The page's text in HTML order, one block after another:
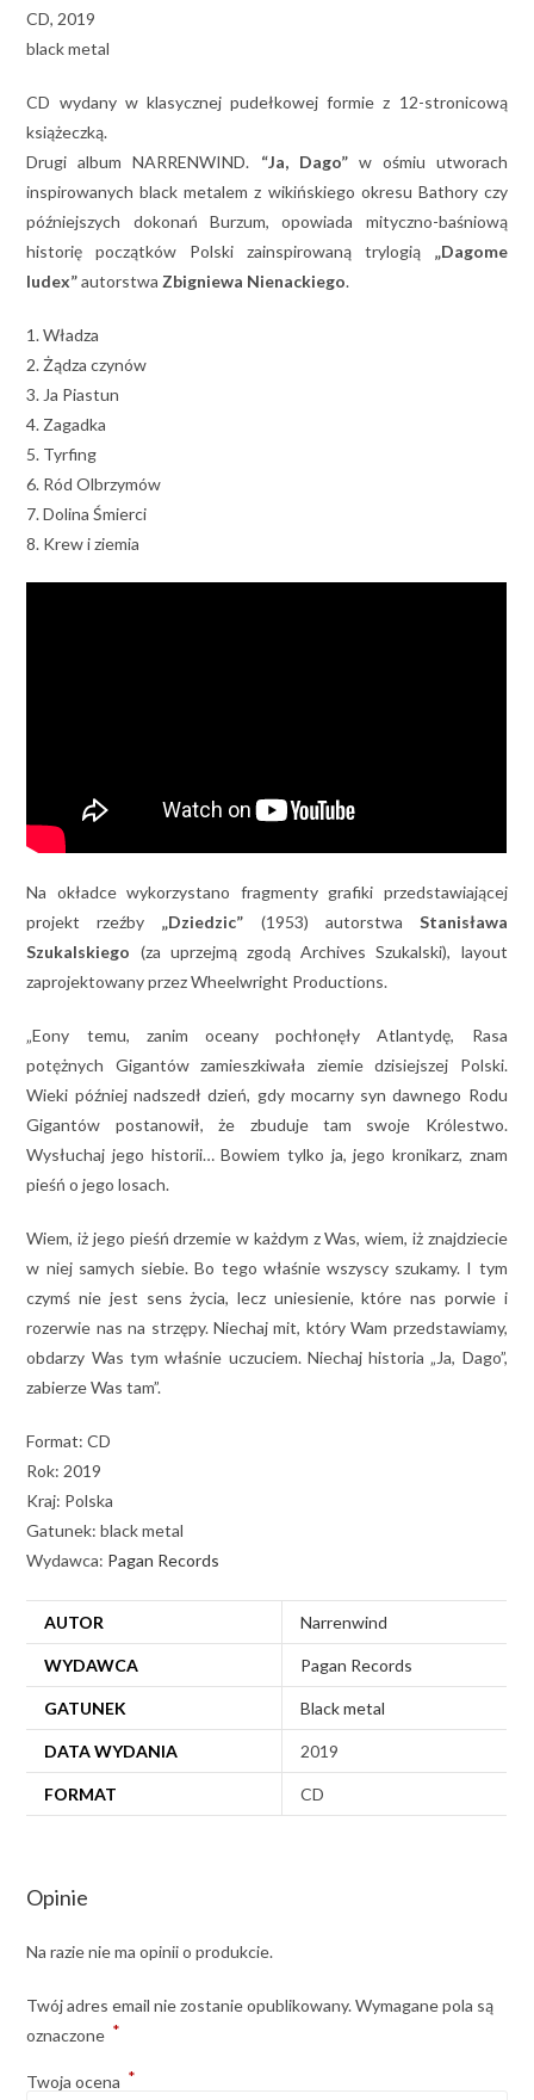
CD, 2019
black metal
CD wydany w klasycznej pudełkowej formie z 12-stronicową
książeczką.
Drugi album NARRENWIND. “Ja, Dago”w ośmiu utworach
inspirowanych black metalem z wikińskiego okresu Bathory czy
późniejszych dokonań Burzum, opowiada mityczno-baśniową
historię początków Polski zainspirowaną trylogią „Dagome
Iudex”autorstwa Zbigniewa Nienackiego.
1. Władza
2. Żądza czynów
3. Ja Piastun
4. Zagadka
5. Tyrfing
6. Ród Olbrzymów
7. Dolina Śmierci
8. Krew i ziemia
Na okładce wykorzystano fragmenty grafiki przedstawiającej
projekt rzeźby „Dziedzic” (1953) autorstwa Stanisława
Szukalskiego (za uprzejmą zgodą Archives Szukalski), layout
zaprojektowany przez Wheelwright Productions.
„Eony temu, zanim oceany pochłonęły Atlantydę, Rasa
potężnych Gigantów zamieszkiwała ziemie dzisiejszej Polski.
Wieki później nadszedł dzień, gdy mocarny syn dawnego Rodu
Gigantów postanowił, że zbuduje tam swoje Królestwo.
Wysłuchaj jego historii… Bowiem tylko ja, jego kronikarz, znam
pieśń o jego losach.
Wiem, iż jego pieśń drzemie w każdym z Was, wiem, iż znajdziecie
w niej samych siebie. Bo tego właśnie wszyscy szukamy. I tym
czymś nie jest sens życia, lecz uniesienie, które nas porwie i
rozerwie nas na strzępy. Niechaj mit, który Wam przedstawiamy,
obdarzy Was tym właśnie uczuciem. Niechaj historia „Ja, Dago”,
zabierze Was tam”.
Format: CD
Rok: 2019
Kraj: Polska
Gatunek: black metal
Wydawca: Pagan Records
AUTOR Narrenwind
WYDAWCA Pagan Records
GATUNEK Black metal
DATA WYDANIA 2019
FORMAT CD
Opinie
Na razie nie ma opinii o produkcie.
Twój adres email nie zostanie opublikowany. Wymagane pola są
oznaczone *
Twoja ocena *